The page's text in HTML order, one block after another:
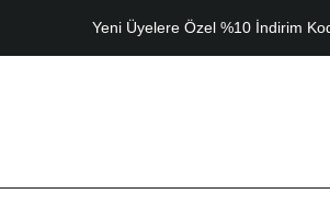
Yeni Üyelere Özel %10 İndirim